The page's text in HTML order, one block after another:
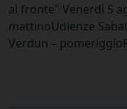
al fronte" Venerdì 5
mattinoUdienze
Verdun –